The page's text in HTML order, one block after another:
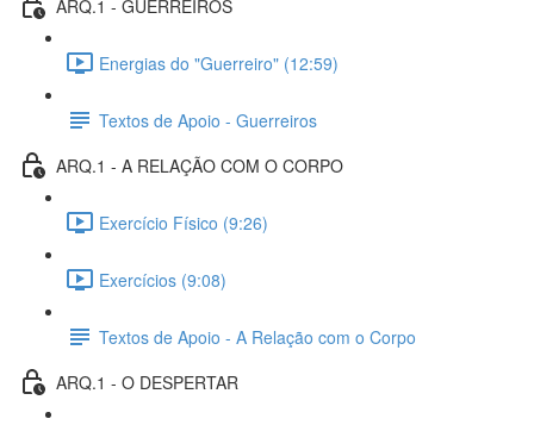
ARQ.1 - GUERREIROS
Energias do "Guerreiro" (12:59)
Textos de Apoio - Guerreiros
ARQ.1 - A RELAÇÃO COM O CORPO
Exercício Físico (9:26)
Exercícios (9:08)
Textos de Apoio - A Relação com o Corpo
ARQ.1 - O DESPERTAR